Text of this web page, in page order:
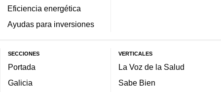
Eficiencia energética
Ayudas para inversiones
SECCIONES
Portada
Galicia
VERTICALES
La Voz de la Salud
Sabe Bien